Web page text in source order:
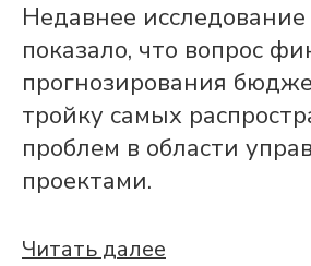
Недавнее
показало, что вопрос
прогнозирования
тройку самых
проблем в области
проектами.
Читать далее